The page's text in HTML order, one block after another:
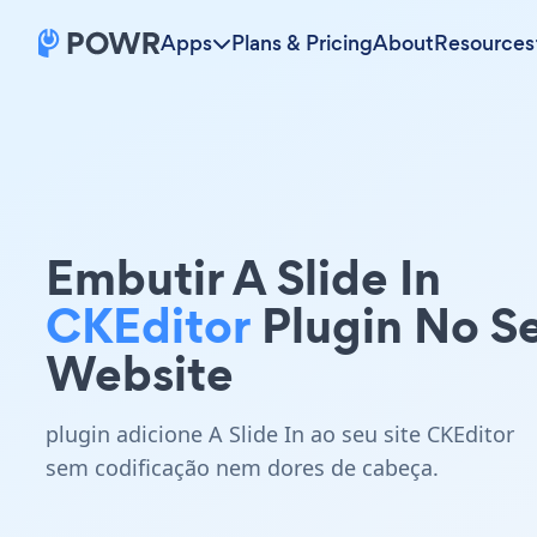
Apps Plans & PricingAboutResources
Embutir A Slide In
CKEditor Plugin No
Website
plugin adicione A Slide In ao seu site CKEditor
sem codificação nem dores de cabeça.